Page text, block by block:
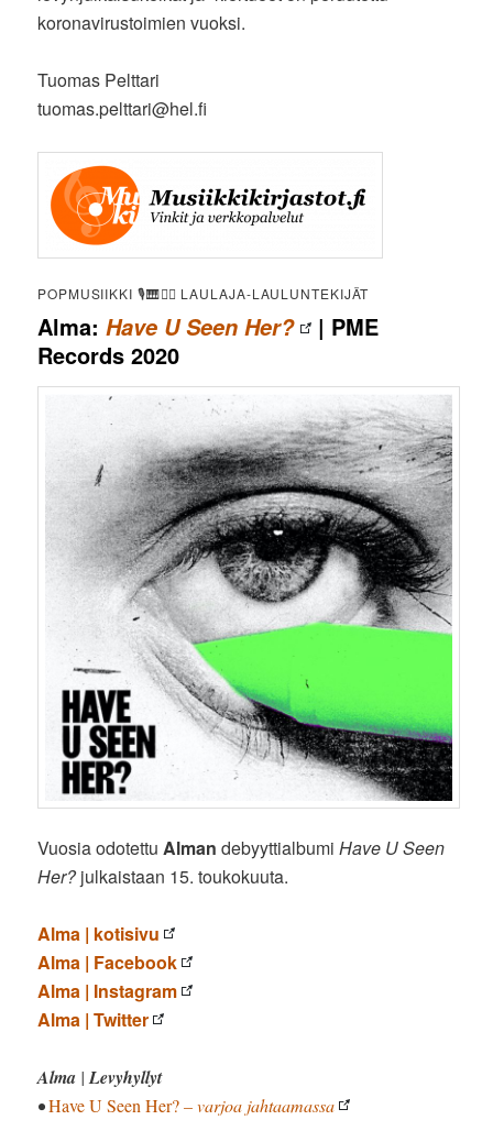
koronavirustoimien vuoksi.
Tuomas Pelttari
tuomas.pelttari@hel.fi
POPMUSIIKKI 🎙🎹✍🏻 LAULAJA-LAULUNTEKIJÄT
Alma:Have U Seen Her?
| PME
Records 2020
Vuosia odotettuAlman debyyttialbumiHave U Seen
Her?julkaistaan 15. toukokuuta.
Alma | kotisivu
Alma | Facebook
Alma | Instagram
Alma | Twitter
Alma |Levyhyllyt
•Have U Seen Her?– varjoa jahtaamassa